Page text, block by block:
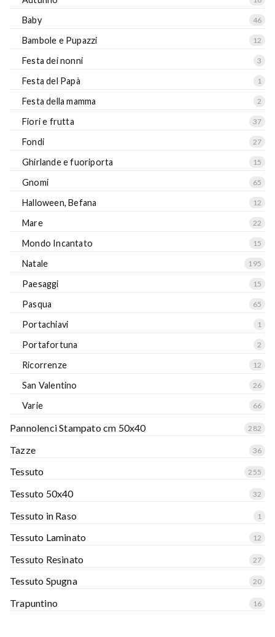
Baby 46
Bambole e Pupazzi 12
Festa dei nonni 3
Festa del Papà 1
Festa della mamma 2
Fiori e frutta 37
Fondi 27
Ghirlande e fuoriporta 15
Gnomi 65
Halloween, Befana 12
Mare 22
Mondo Incantato 15
Natale 195
Paesaggi 15
Pasqua 65
Portachiavi 1
Portafortuna 2
Ricorrenze 12
San Valentino 26
Varie 66
Pannolenci Stampato cm 50x40 282
Tazze 36
Tessuto 255
Tessuto 50x40 32
Tessuto in Raso 1
Tessuto Laminato 12
Tessuto Resinato 27
Tessuto Spugna 20
Trapuntino 16